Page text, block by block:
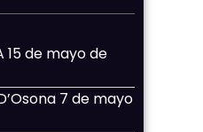
15 de mayo de
7 de mayo